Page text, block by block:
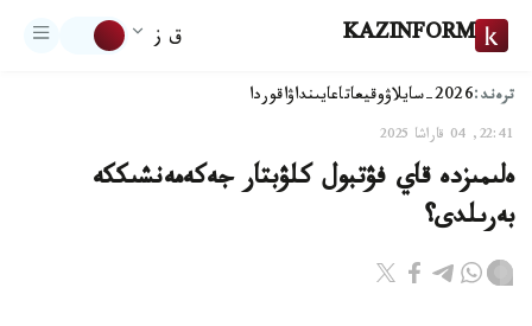
KAZINFORM ق ز
ترەند:2026-سايلاۋ وقيعاتاعايىنداۋاقوردا
22:41, 04 قاراشا 2025
ەلىمىزدە قاي فۋتبول كلۋبتار جەكەمەنشىككە
بەرىلدى؟